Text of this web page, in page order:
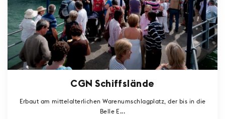
CGN Schiffslände
Erbaut am mittelalterlichen Warenumschlagplatz, der bis in die
Belle E...